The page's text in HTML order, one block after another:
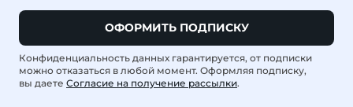
ОФОРМИТЬ ПОДПИСКУ
Конфиденциальность данных гарантируется, от подписки
можно отказаться в любой момент. Оформляя подписку,
вы даете Согласие на получение рассылки.